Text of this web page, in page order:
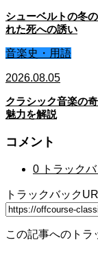
シューベルトの冬
れた死への誘い
音楽史・用語
2026.08.05
クラシック音楽の
魅力を解説
コメント
0 トラックバ
トラックバック
この記事へのトラ